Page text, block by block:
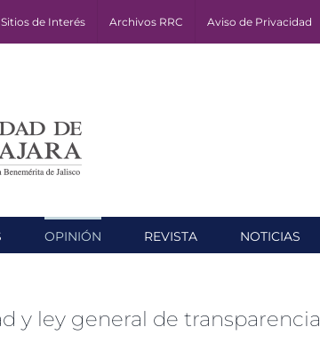
Sitios de Interés Archivos RRC Aviso de Privacidad
OPINIÓN REVISTA NOTICIAS
y ley general de transparencia